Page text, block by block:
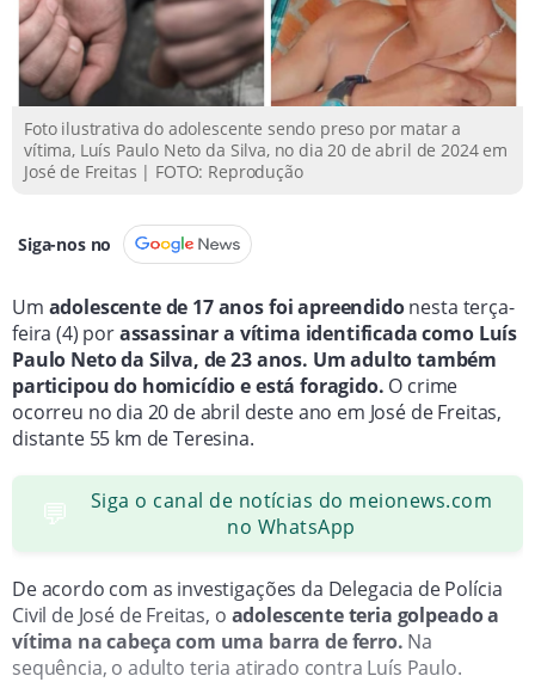
Foto ilustrativa do adolescente sendo preso por matar a
vítima, Luís Paulo Neto da Silva, no dia 20 de abril de 2024 em
José de Freitas | FOTO: Reprodução
Siga-nos no
Um adolescente de 17 anos foi apreendidonesta terça-
feira (4) porassassinara vítima identificada como Luís
Paulo Neto da Silva, de 23 anos. Um adulto também
participou do homicídio e está foragido. O crime
ocorreu no dia 20 de abril deste ano em José de Freitas,
distante 55 km de Teresina.
💬
Siga o canal de notícias do meionews.com
no WhatsApp
De acordo com as investigações da Delegacia de Polícia
Civil de José de Freitas, o adolescente teria golpeado a
vítima na cabeça com uma barra de ferro. Na
sequência, o adulto teria atirado contra Luís Paulo.